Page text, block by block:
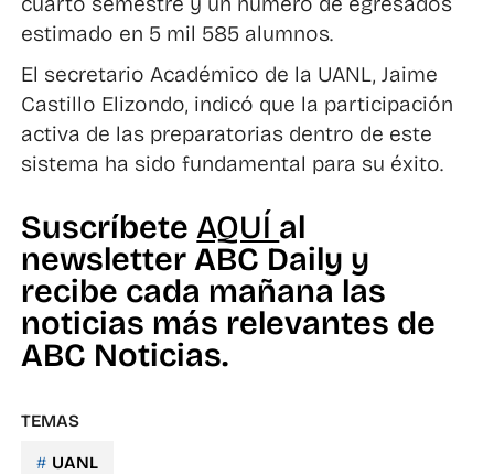
estimado en 5 mil 585 alumnos.
El secretario Académico de la UANL, Jaime
Castillo Elizondo, indicó que la participación
activa de las preparatorias dentro de este
sistema ha sido fundamental para su éxito.
SuscríbeteAQUÍ al
newsletter ABC Daily y
recibe cada mañana las
noticias más relevantes de
ABC Noticias.
TEMAS
UANL